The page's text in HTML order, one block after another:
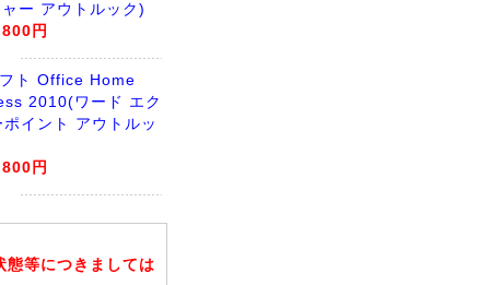
ー アウトルック)
円
ト Office Home
2010(ワード エク
イント アウトルッ
円
態等につきましては